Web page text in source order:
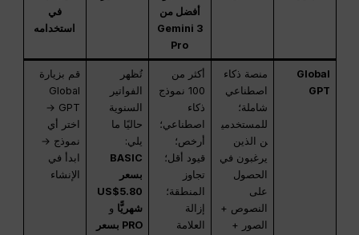
أفضل من
Gemini 3
Pro
في
استخدامه
Global
GPT
منصة ذكاء
اصطناعي
شاملة؛
للمستخدمي
ن الذين
يرغبون في
الحصول
على
النصوص +
الصور +
أكثر من
100 نموذج
ذكاء
اصطناعي؛
أرخص؛
قيود أقل؛
تجاوز
المنطقة؛
إزالة
العلامة
تُظهر
الفواتير
السنوية
حاليًا ما
يلي:
BASIC
بسعر
US$5.80
شهريًّا و
PRO بسعر
قم بزيارة
Global
GPT →
اختر أي
نموذج →
ابدأ في
الإنشاء